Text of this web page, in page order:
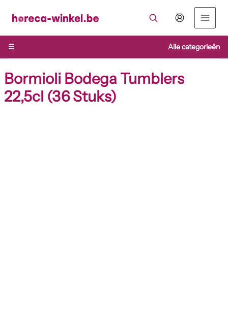
naar
inhoud
☰
Alle categorieën
Bormioli Bodega Tumblers
22,5cl (36 Stuks)